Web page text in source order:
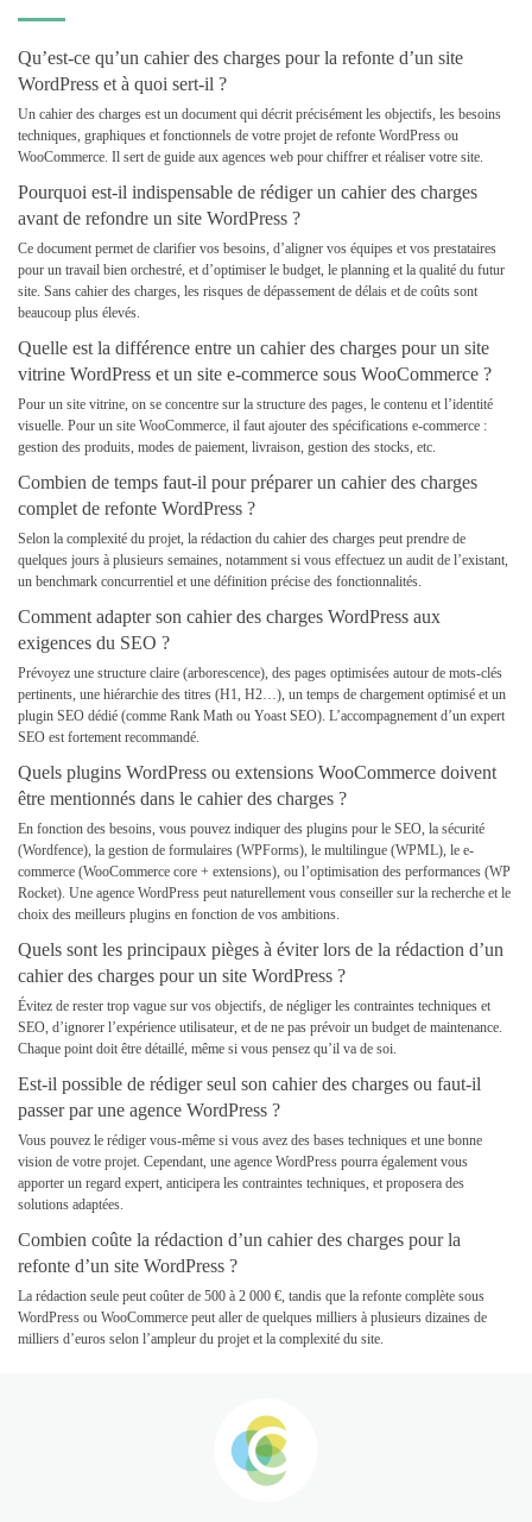
Qu’est-ce qu’un cahier des charges pour la refonte d’un site
WordPress et à quoi sert-il ?
Un cahier des charges est un document qui décrit précisément les objectifs, les besoins
techniques, graphiques et fonctionnels de votre projet de refonte WordPress ou
WooCommerce. Il sert de guide aux agences web pour chiffrer et réaliser votre site.
Pourquoi est-il indispensable de rédiger un cahier des charges
avant de refondre un site WordPress ?
Ce document permet de clarifier vos besoins, d’aligner vos équipes et vos prestataires
pour un travail bien orchestré, et d’optimiser le budget, le planning et la qualité du futur
site. Sans cahier des charges, les risques de dépassement de délais et de coûts sont
beaucoup plus élevés.
Quelle est la différence entre un cahier des charges pour un site
vitrine WordPress et un site e-commerce sous WooCommerce ?
Pour un site vitrine, on se concentre sur la structure des pages, le contenu et l’identité
visuelle. Pour un site WooCommerce, il faut ajouter des spécifications e-commerce :
gestion des produits, modes de paiement, livraison, gestion des stocks, etc.
Combien de temps faut-il pour préparer un cahier des charges
complet de refonte WordPress ?
Selon la complexité du projet, la rédaction du cahier des charges peut prendre de
quelques jours à plusieurs semaines, notamment si vous effectuez un audit de l’existant,
un benchmark concurrentiel et une définition précise des fonctionnalités.
Comment adapter son cahier des charges WordPress aux
exigences du SEO ?
Prévoyez une structure claire (arborescence), des pages optimisées autour de mots-clés
pertinents, une hiérarchie des titres (H1, H2…), un temps de chargement optimisé et un
plugin SEO dédié (comme Rank Math ou Yoast SEO). L’accompagnement d’un expert
SEO est fortement recommandé.
Quels plugins WordPress ou extensions WooCommerce doivent
être mentionnés dans le cahier des charges ?
En fonction des besoins, vous pouvez indiquer des plugins pour le SEO, la sécurité
(Wordfence), la gestion de formulaires (WPForms), le multilingue (WPML), le e-
commerce (WooCommerce core + extensions), ou l’optimisation des performances (WP
Rocket). Une agence WordPress peut naturellement vous conseiller sur la recherche et le
choix des meilleurs plugins en fonction de vos ambitions.
Quels sont les principaux pièges à éviter lors de la rédaction d’un
cahier des charges pour un site WordPress ?
Évitez de rester trop vague sur vos objectifs, de négliger les contraintes techniques et
SEO, d’ignorer l’expérience utilisateur, et de ne pas prévoir un budget de maintenance.
Chaque point doit être détaillé, même si vous pensez qu’il va de soi.
Est-il possible de rédiger seul son cahier des charges ou faut-il
passer par une agence WordPress ?
Vous pouvez le rédiger vous-même si vous avez des bases techniques et une bonne
vision de votre projet. Cependant, une agence WordPress pourra également vous
apporter un regard expert, anticipera les contraintes techniques, et proposera des
solutions adaptées.
Combien coûte la rédaction d’un cahier des charges pour la
refonte d’un site WordPress ?
La rédaction seule peut coûter de 500 à 2 000 €, tandis que la refonte complète sous
WordPress ou WooCommerce peut aller de quelques milliers à plusieurs dizaines de
milliers d’euros selon l’ampleur du projet et la complexité du site.